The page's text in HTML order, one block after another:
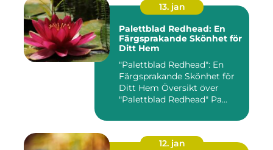
13. jan
Palettblad Redhead: En
Färgsprakande Skönhet för
Ditt Hem
"Palettblad Redhead": En
Färgsprakande Skönhet för
Ditt Hem Översikt över
"Palettblad Redhead" Pa...
12. jan